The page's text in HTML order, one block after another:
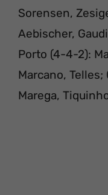
Sorensen,
Aebischer,
Porto (4-4-2):
Marcano,
Marega,